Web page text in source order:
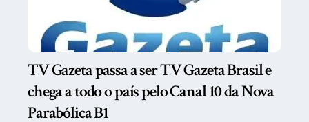
TV Gazeta passa a ser TV Gazeta Brasil e
chega a todo o país pelo Canal 10 da Nova
Parabólica B1